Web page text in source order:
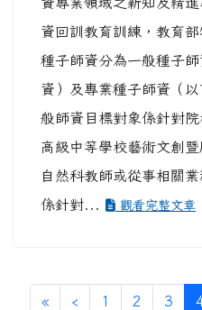
資專業領域之新知及精
資回訓教育訓練，教育
種子師資分為一般種子
資）及專業種子師資（
般師資目標對象係針對
高級中等學校藝術文創
自然科教師或從事相關
係針對...
觀看完整文章
«第一頁
‹ 上一頁
1 2 3